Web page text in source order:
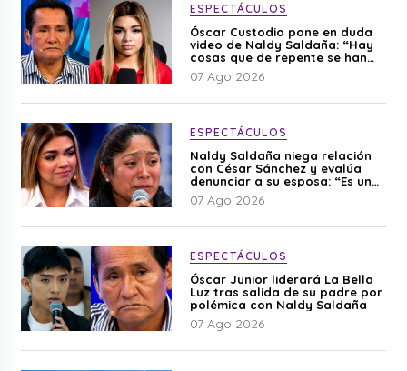
ESPECTÁCULOS
Óscar Custodio pone en duda
video de Naldy Saldaña: “Hay
cosas que de repente se han
editado”
07 Ago 2026
ESPECTÁCULOS
Naldy Saldaña niega relación
con César Sánchez y evalúa
denunciar a su esposa: “Es una
difamación”
07 Ago 2026
ESPECTÁCULOS
Óscar Junior liderará La Bella
Luz tras salida de su padre por
polémica con Naldy Saldaña
07 Ago 2026